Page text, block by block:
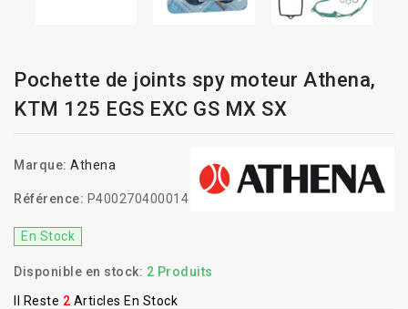
Pochette de joints spy moteur Athena,
KTM 125 EGS EXC GS MX SX
Marque: Athena
Référence: P400270400014
En Stock
Disponible en stock: 2 Produits
Il Reste 2 Articles En Stock